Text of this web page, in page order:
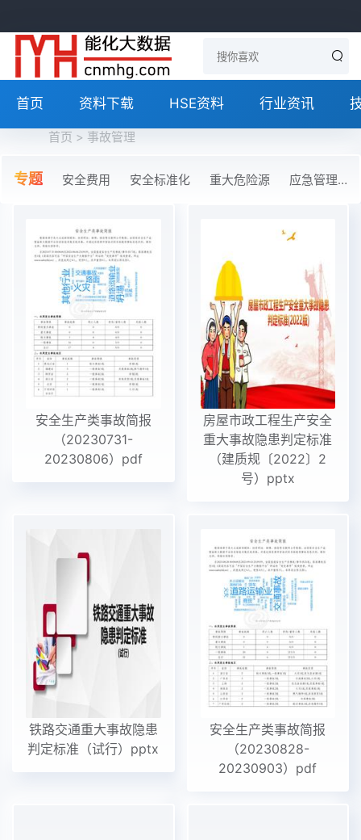
首页 资料下载 HSE资料 行业资讯
首页 > 事故管理
专题 安全费用 安全标准化 重大危险源 应急管理
安全生产类事故简报
（20230731-
20230806）pdf
房屋市政工程生产安全
重大事故隐患判定标准
（建质规〔2022〕2
号）pptx
铁路交通重大事故隐患
判定标准（试行）pptx
安全生产类事故简报
（20230828-
20230903）pdf